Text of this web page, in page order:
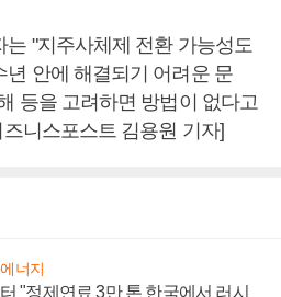
"지주사체제 전환 가능성도
년 안에 해결되기 어려운 문
등을 고려하면 방법이 없다고
니스포스트 김용원 기자]
너지
"정제연료 3만 톤 한국에서 러시